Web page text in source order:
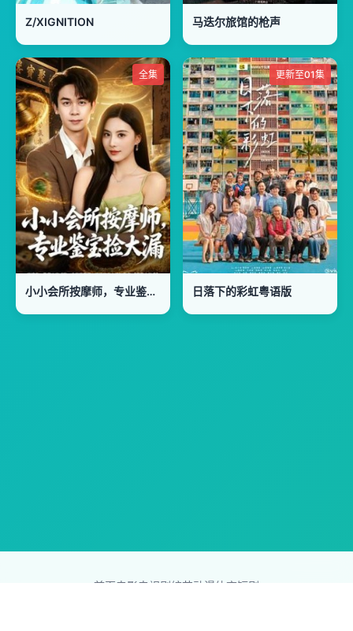
Z/XIGNITION 马迭尔旅馆的枪声
全集
小小会所按摩师，专业鉴宝捡大漏
更新至01集
日落下的彩虹粤语版
首页电影电视剧综艺动漫体育短剧